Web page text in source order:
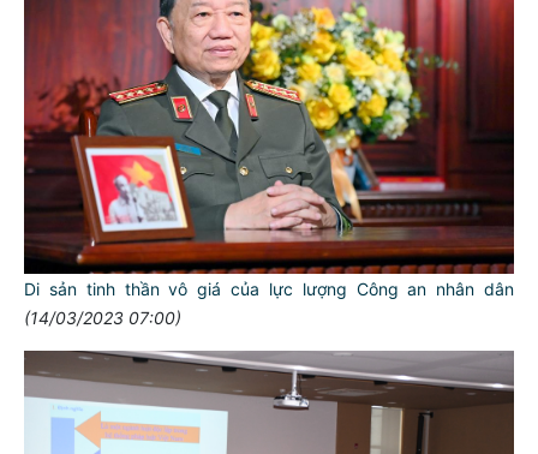
Di sản tinh thần vô giá của lực lượng Công an nhân dân
(14/03/2023 07:00)